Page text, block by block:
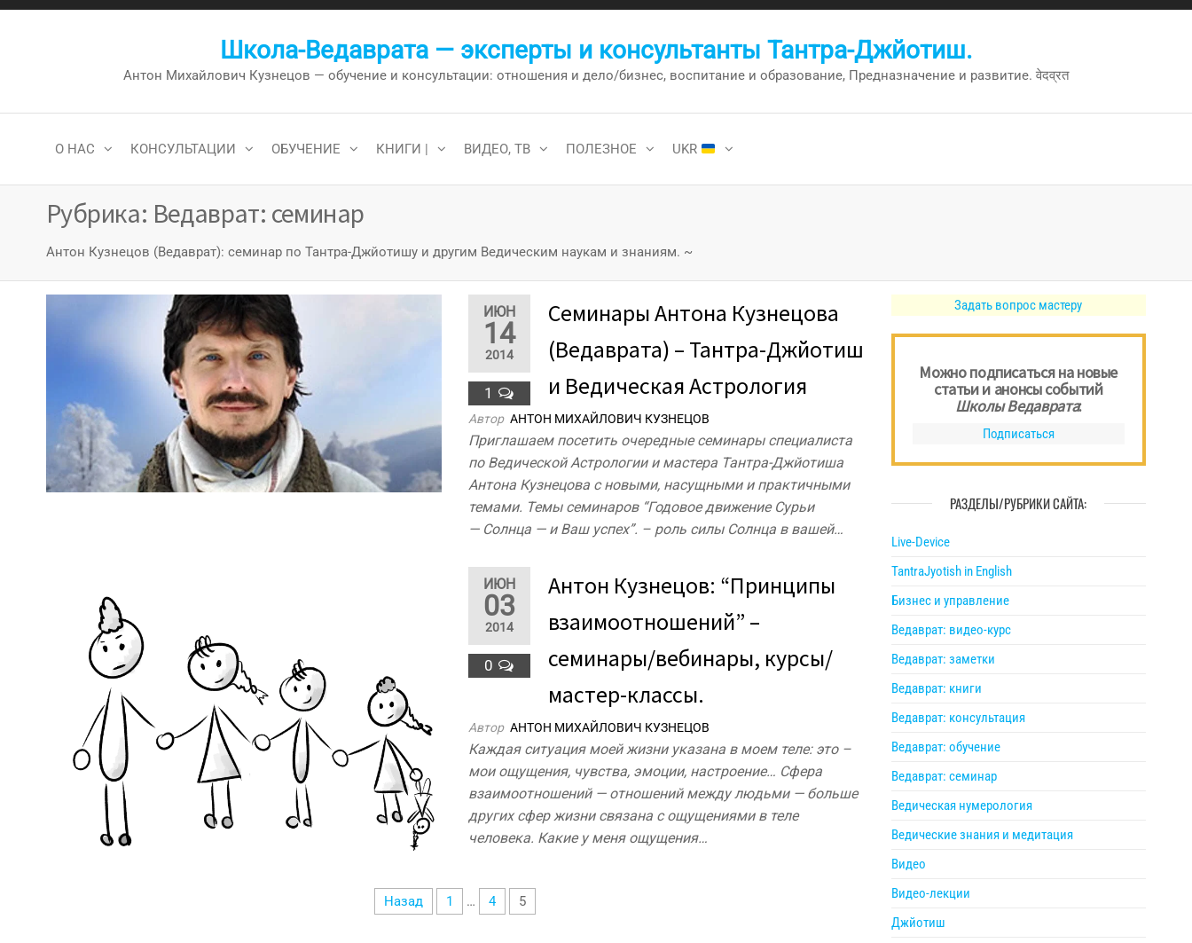
Перейти
Школа-Ведаврата — эксперты и консультанты Тантра-Джйотиш.
Антон Михайлович Кузнецов — обучение и консультации: отношения и дело/бизнес, воспитание и образование, Предназначение и развитие. वेदव्रत
О НАС КОНСУЛЬТАЦИИ ОБУЧЕНИЕ КНИГИ | ВИДЕО, ТВ ПОЛЕЗНОЕ UKR
Рубрика: Ведаврат: семинар
Антон Кузнецов (Ведаврат): семинар по Тантра-Джйотишу и другим Ведическим наукам и знаниям. ~
ИЮН
14
2014
1
Семинары Антона Кузнецова
(Ведаврата) – Тантра-Джйотиш
и Ведическая Астрология
Автор АНТОН МИХАЙЛОВИЧ КУЗНЕЦОВ
Приглашаем посетить очередные семинары специалиста
по Ведической Астрологии и мастера Тантра-Джйотиша
Антона Кузнецова с новыми, насущными и практичными
темами. Темы семинаров “Годовое движение Сурьи
— Солнца — и Ваш успех”. – роль силы Солнца в вашей…
ИЮН
03
2014
0
Антон Кузнецов: “Принципы
взаимоотношений” –
семинары/вебинары, курсы/
мастер-классы.
Автор АНТОН МИХАЙЛОВИЧ КУЗНЕЦОВ
Каждая ситуация моей жизни указана в моем теле: это –
мои ощущения, чувства, эмоции, настроение… Сфера
взаимоотношений — отношений между людьми — больше
других сфер жизни связана с ощущениями в теле
человека. Какие у меня ощущения…
Назад 1 … 4 5
Задать вопрос мастеру
Можно подписаться на новые
статьи и анонсы событий
Школы Ведаврата:
Подписаться
РАЗДЕЛЫ/РУБРИКИ САЙТА:
Live-Device
TantraJyotish in English
Бизнес и управление
Ведаврат: видео-курс
Ведаврат: заметки
Ведаврат: книги
Ведаврат: консультация
Ведаврат: обучение
Ведаврат: семинар
Ведическая нумерология
Ведические знания и медитация
Видео
Видео-лекции
Джйотиш